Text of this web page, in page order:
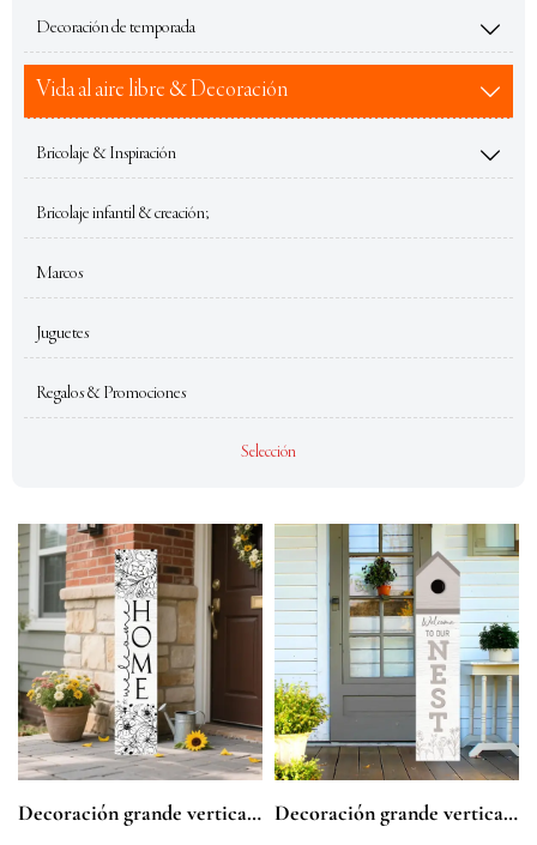
Decoración de temporada 
Vida al aire libre & Decoración 
Bricolaje & Inspiración 
Bricolaje infantil & creación;
Marcos
Juguetes
Regalos & Promociones
Selección
Decoración grande vertical
Decoración grande vertical